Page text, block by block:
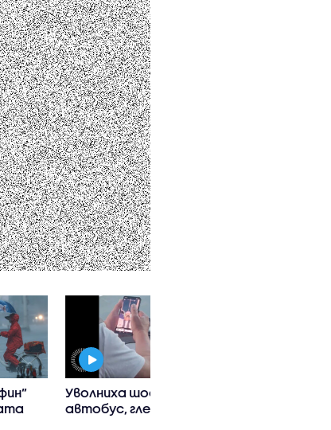
Уволниха шофьор на
автобус, гледал